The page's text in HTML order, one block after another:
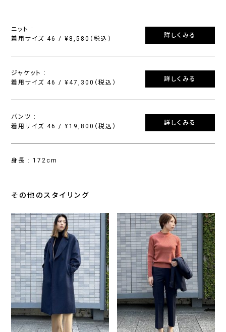
ニット :
着用サイズ 46 / ¥8,580（税込）
詳しくみる
ジャケット :
着用サイズ 46 / ¥47,300（税込）
詳しくみる
パンツ :
着用サイズ 46 / ¥19,800（税込）
詳しくみる
身長 : 172cm
その他のスタイリング